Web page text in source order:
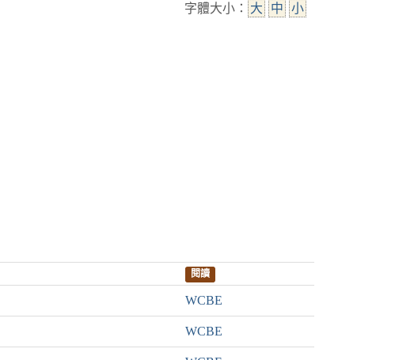
字體大小： 大 中 小
閱讀
WCBE
WCBE